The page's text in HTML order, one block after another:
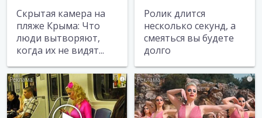
Скрытая камера на
пляже Крыма: Что
люди вытворяют,
когда их не видят...
Ролик длится
несколько секунд, а
смеяться вы будете
долго
i i